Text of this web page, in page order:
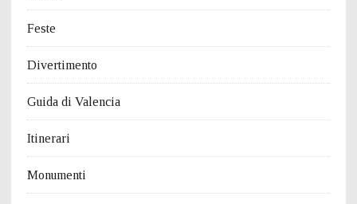
Feste
Divertimento
Guida di Valencia
Itinerari
Monumenti